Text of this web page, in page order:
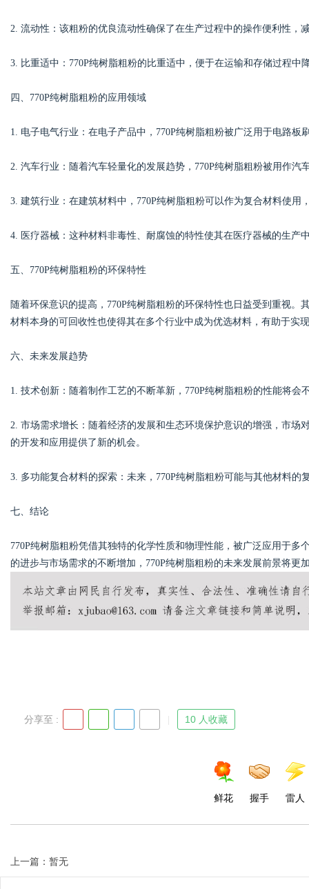
2. 流动性：该粗粉的优良流动性确保了在生产过程中的操作便利性，
3. 比重适中：770P纯树脂粗粉的比重适中，便于在运输和存储过程中
四、770P纯树脂粗粉的应用领域
1. 电子电气行业：在电子产品中，770P纯树脂粗粉被广泛用于电路
2. 汽车行业：随着汽车轻量化的发展趋势，770P纯树脂粗粉被用作
3. 建筑行业：在建筑材料中，770P纯树脂粗粉可以作为复合材料使
4. 医疗器械：这种材料非毒性、耐腐蚀的特性使其在医疗器械的生产
五、770P纯树脂粗粉的环保特性
随着环保意识的提高，770P纯树脂粗粉的环保特性也日益受到重视
材料本身的可回收性也使得其在多个行业中成为优选材料，有助于实
六、未来发展趋势
1. 技术创新：随着制作工艺的不断革新，770P纯树脂粗粉的性能将
2. 市场需求增长：随着经济的发展和生态环境保护意识的增强，市场
的开发和应用提供了新的机会。
3. 多功能复合材料的探索：未来，770P纯树脂粗粉可能与其他材料
七、结论
770P纯树脂粗粉凭借其独特的化学性质和物理性能，被广泛应用于
的进步与市场需求的不断增加，770P纯树脂粗粉的未来发展前景将更
分享至 : 10 人收藏
鲜花 握手 雷人
上一篇：暂无